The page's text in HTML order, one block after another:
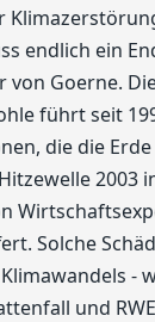
endlich ein
von Goerne.
führt seit
die die
2003
Solche
-
und